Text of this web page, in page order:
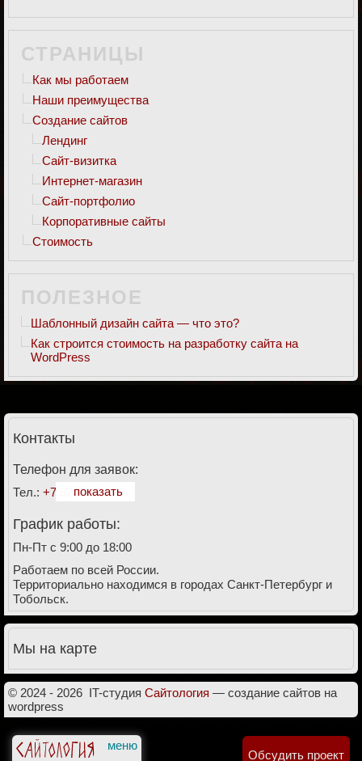
Обсудить проект
СТРАНИЦЫ
Как мы работаем
Наши преимущества
Создание сайтов
Лендинг
Сайт-визитка
Интернет-магазин
Сайт-портфолио
Корпоративные сайты
Стоимость
ПОЛЕЗНОЕ
Шаблонный дизайн сайта — что это?
Как строится стоимость на разработку сайта на
WordPress
Контакты
Телефон для заявок:
Тел.: +7 928 911-27-61
показать
График работы:
Пн-Пт с 9:00 до 18:00
Работаем по всей России.
Территориально находимся в городах Санкт-Петербург и
Тобольск.
Мы на карте
© 2024 - 2026 IT-студия Cайтология — создание сайтов на
wordpress